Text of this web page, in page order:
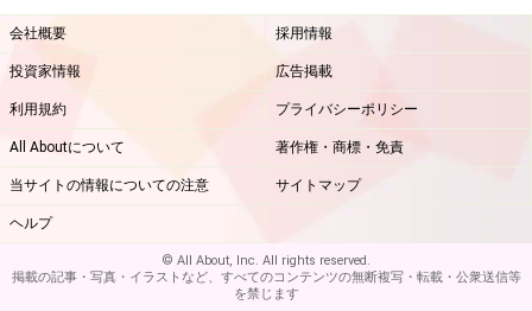
ダイエットそのものの目的があり痩せる必要性に迫られ
ていたり、あるいはダイエット以外に考えることがある
と、ダイエットを続けることへのストレスが軽減され、
ストレスによるドカ食いでリバウンドも避けられるので
成功率がとても上がります。
また、ダイエットでストレスが溜まったとしても、きち
んとストレス解消の方法が食以外のものに向けられる人
会社概要 採用情報
投資家情報 広告掲載
利用規約 プライバシーポリシー
All Aboutについて 著作権・商標・免責
当サイトの情報についての注意 サイトマップ
ヘルプ
© All About, Inc. All rights reserved.
掲載の記事・写真・イラストなど、すべてのコンテンツの無断複写・転載・公衆送信等
を禁じます